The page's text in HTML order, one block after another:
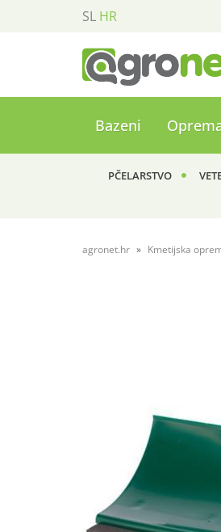
SL HR
Bazeni
PČELARSTVO
agronet.hr Kmetijska